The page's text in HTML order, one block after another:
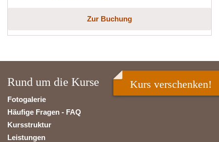
Zur Buchung
Rund um die Kurse
Fotogalerie
Häufige Fragen - FAQ
Kursstruktur
Leistungen
Kurs verschenken!